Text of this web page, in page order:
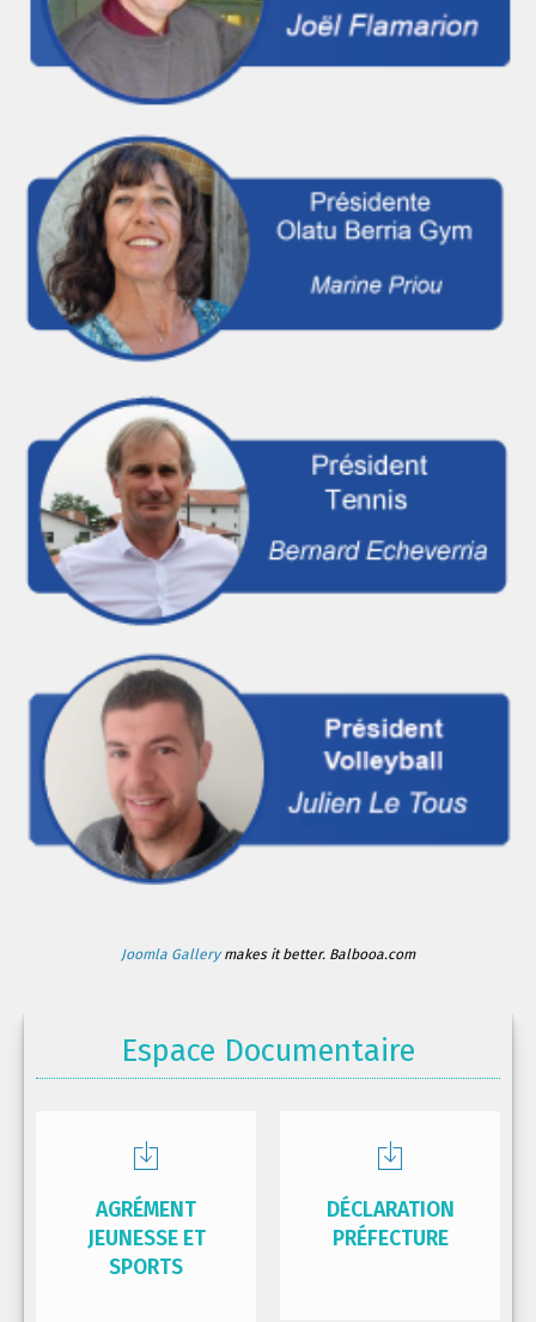
Joomla Gallerymakes it better. Balbooa.com
Espace Documentaire
AGRÉMENT
JEUNESSE ET
SPORTS
DÉCLARATION
PRÉFECTURE